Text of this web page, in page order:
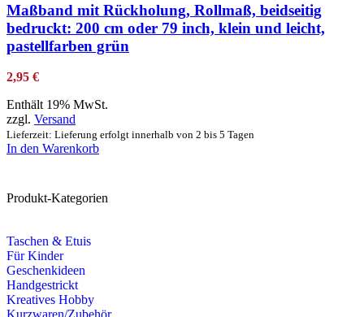
Maßband mit Rückholung, Rollmaß, beidseitig
bedruckt: 200 cm oder 79 inch, klein und leicht,
pastellfarben grün
2,95 €
Enthält 19% MwSt.
zzgl. Versand
Lieferzeit: Lieferung erfolgt innerhalb von 2 bis 5 Tagen
In den Warenkorb
Produkt-Kategorien
Taschen & Etuis
Für Kinder
Geschenkideen
Handgestrickt
Kreatives Hobby